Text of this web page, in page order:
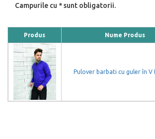
Campurile cu * sunt obligatorii.
Produs Nume Produs
Pulover barbati cu guler în V